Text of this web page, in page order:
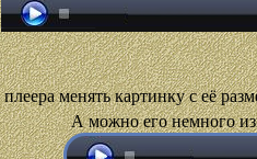
менять картинку с её
А можно его немного